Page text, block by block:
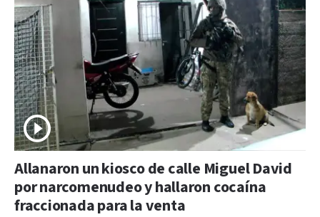
Allanaron un kiosco de calle Miguel David
por narcomenudeo y hallaron cocaína
fraccionada para la venta